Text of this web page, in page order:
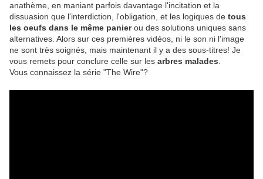
anathème, en maniant parfois davantage l'incitation et la
dissuasion que l'interdiction, l'obligation, et les logiques de tous
les oeufs dans le même panierou des solutions uniques sans
alternatives. Alors sur ces premières vidéos, ni le son ni l'image
ne sont très soignés, mais maintenant il y a des sous-titres! Je
vous remets pour conclure celle sur les arbres malades
Vous connaissez la série "The Wire"?